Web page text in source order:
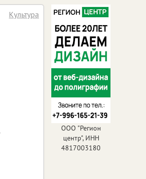
Культура
ООО "Регион
центр", ИНН
4817003180